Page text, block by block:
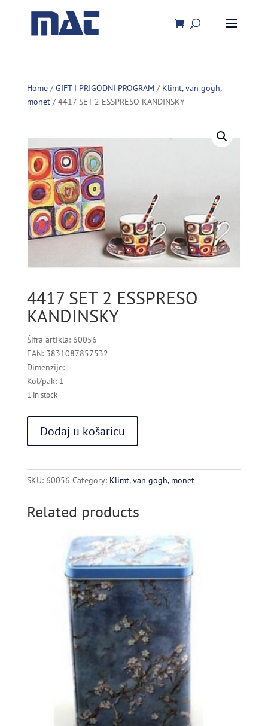
Home/GIFT I PRIGODNI PROGRAM / Klimt, van gogh,
monet/ 4417 SET 2 ESSPRESO KANDINSKY
4417 SET 2 ESSPRESO
KANDINSKY
Šifra artikla: 60056
EAN: 3831087857532
Dimenzije:
Kol/pak: 1
1 in stock
2
KANDINSKY
Dodaj u košaricu
SKU: 60056 Category: Klimt, van gogh, monet
Related products